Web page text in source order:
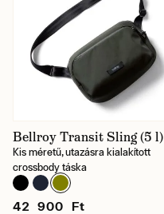
Bellroy Transit Sling (5 l)
Kis méretű, utazásra kialakított
crossbody táska
42 900 Ft